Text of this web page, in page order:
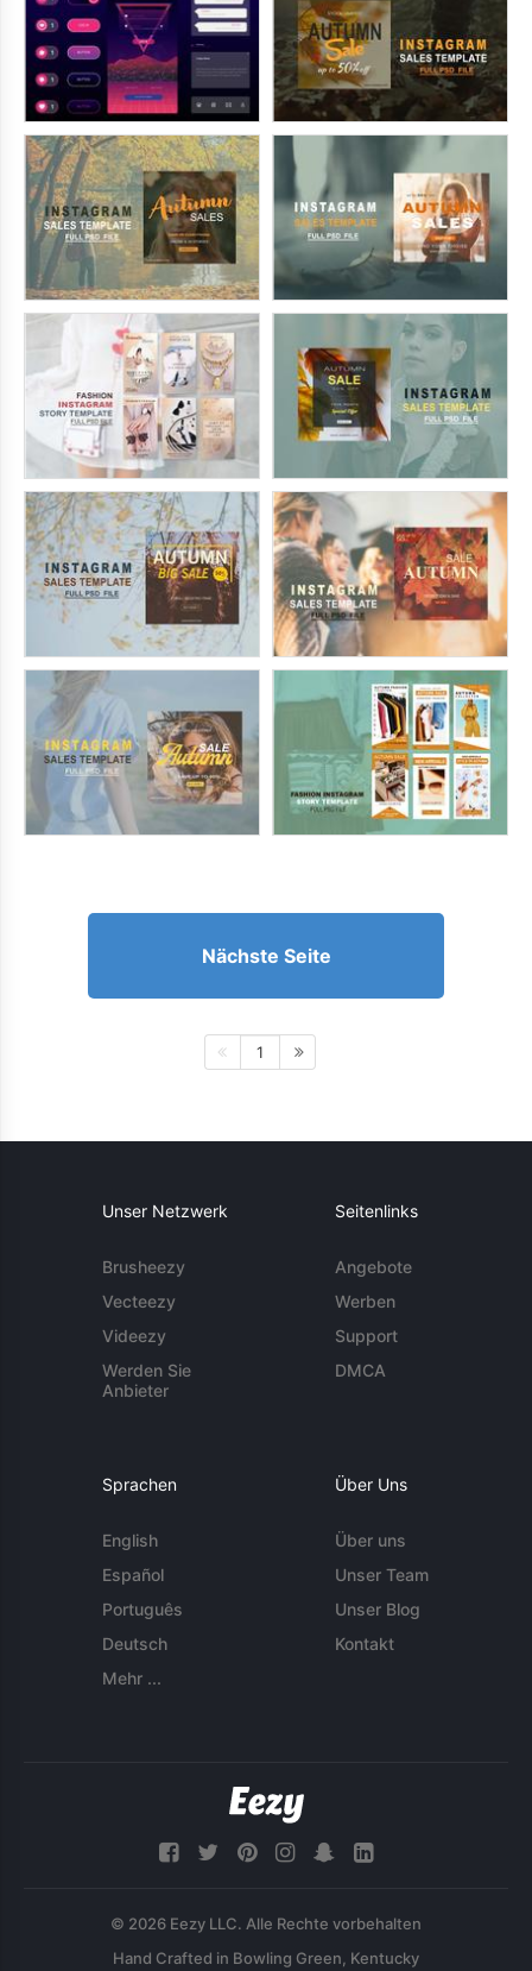
Nächste Seite
1
Unser Netzwerk
Brusheezy
Vecteezy
Videezy
Werden Sie
Anbieter
Seitenlinks
Angebote
Werben
Support
DMCA
Sprachen
English
Español
Português
Deutsch
Mehr ...
Über Uns
Über uns
Unser Team
Unser Blog
Kontakt
© 2026 Eezy LLC. Alle Rechte vorbehalten